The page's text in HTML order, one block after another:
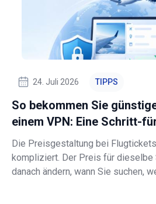
24. Juli 2026 TIPPS
So bekommen Sie
einem VPN: Eine Schritt-
Anleitung
Die Preisgestaltung bei
kompliziert. Der Preis für dieselbe
danach ändern, wann Sie suchen,